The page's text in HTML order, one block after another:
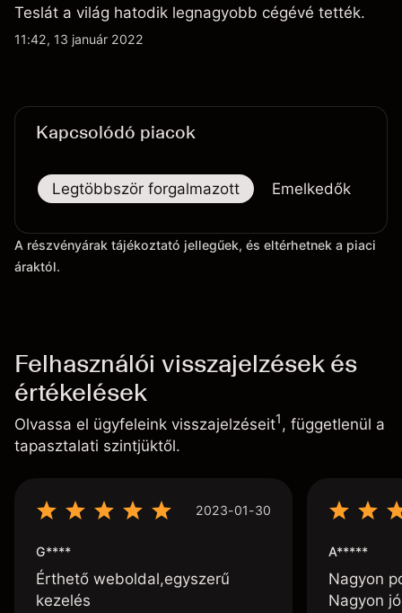
Teslát a világ hatodik legnagyobb cégévé tették.
11:42, 13 január 2022
Kapcsolódó piacok
Legtöbbször forgalmazott Emelkedők
A részvényárak tájékoztató jellegűek, és eltérhetnek a piaci
áraktól.
Felhasználói visszajelzések és
értékelések
Olvassa el ügyfeleink visszajelzéseit1, függetlenül a
tapasztalati szintjüktől.
2023-01-30
G****
Érthető weboldal,egyszerű
kezelés
A*****
Nagyon
Nagyon